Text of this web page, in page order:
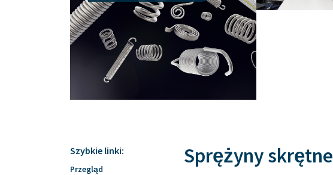
Szybkie linki:
Przegląd
Sprężyny skrętne